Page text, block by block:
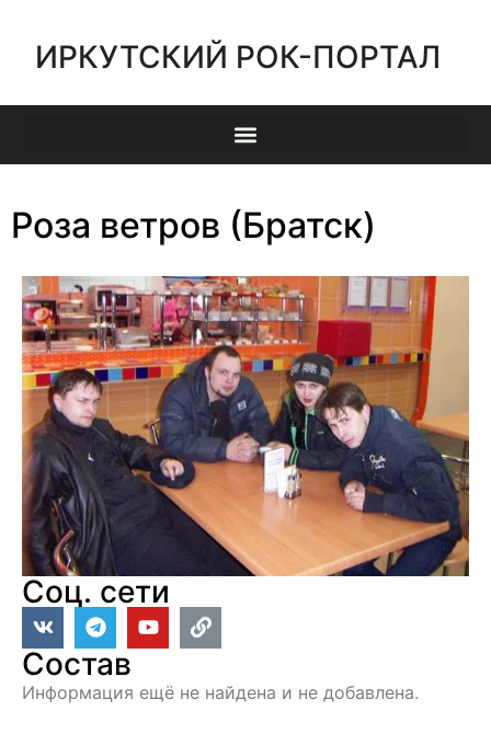
ИРКУТСКИЙ РОК-ПОРТАЛ
Роза ветров (Братск)
Соц. сети
Состав
Информация ещё не найдена и не добавлена.